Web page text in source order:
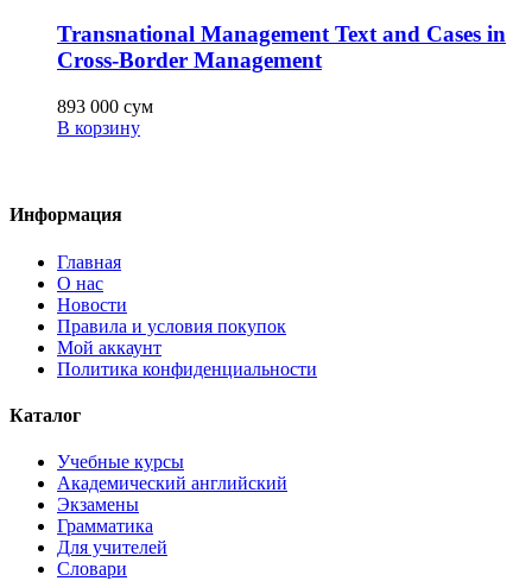
Transnational Management Text and Cases in
Cross-Border Management
893 000 сум
В корзину
Информация
Главная
О нас
Новости
Правила и условия покупок
Мой аккаунт
Политика конфиденциальности
Каталог
Учебные курсы
Академический английский
Экзамены
Грамматика
Для учителей
Словари